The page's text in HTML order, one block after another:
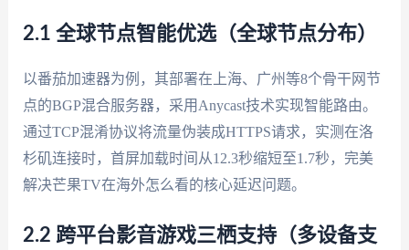
2.1 全球节点智能优选（全球节点分布）
以番茄加速器为例，其部署在上海、广州等8个骨干网节
点的BGP混合服务器，采用Anycast技术实现智能路由。
通过TCP混淆协议将流量伪装成HTTPS请求，实测在洛
杉矶连接时，首屏加载时间从12.3秒缩短至1.7秒，完美
解决芒果TV在海外怎么看的核心延迟问题。
2.2 跨平台影音游戏三栖支持（多设备支